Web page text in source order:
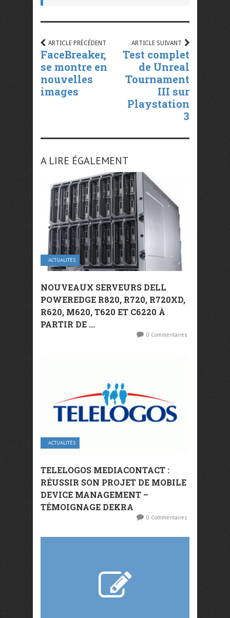
ARTICLE PRÉCÉDENT
FaceBreaker,
se montre en
nouvelles
images
ARTICLE SUIVANT
Test complet
de Unreal
Tournament
III sur
Playstation
3
A LIRE ÉGALEMENT
ACTUALITÉS
NOUVEAUX SERVEURS DELL
POWEREDGE R820, R720, R720XD,
R620, M620, T620 ET C6220 À
PARTIR DE ...
0 Commentaires
ACTUALITÉS
TELELOGOS MEDIACONTACT :
RÉUSSIR SON PROJET DE MOBILE
DEVICE MANAGEMENT –
TÉMOIGNAGE DEKRA
0 Commentaires